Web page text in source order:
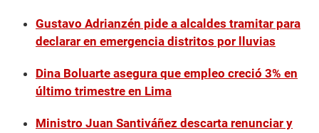
Gustavo Adrianzén pide a alcaldes tramitar para
declarar en emergencia distritos por lluvias
Dina Boluarte asegura que empleo creció 3% en
último trimestre en Lima
Ministro Juan Santiváñez descarta renunciar y